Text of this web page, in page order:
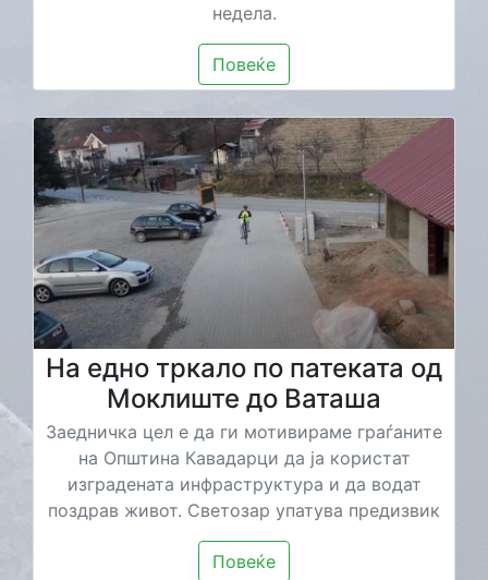
недела.
Повеќе
На едно тркало по патеката од
Моклиште до Ваташа
Заедничка цел е да ги мотивираме граѓаните
на Општина Кавадарци да ја користат
изградената инфраструктура и да водат
поздрав живот. Светозар упатува предизвик
Повеќе